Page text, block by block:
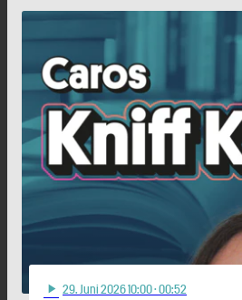
play_arrow 29. Juni 2026 10:00· 00:52